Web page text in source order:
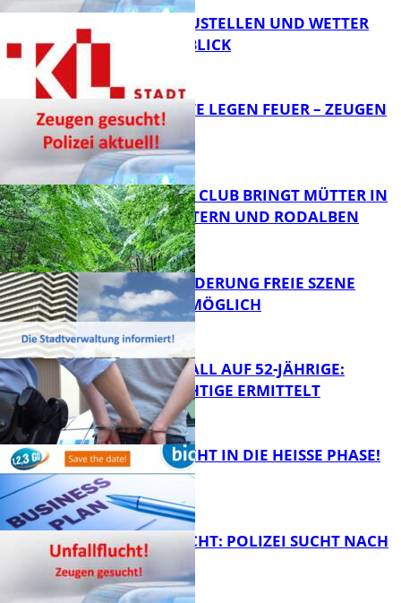
PARKEN, BAUSTELLEN UND WETTER
DIGITAL IM BLICK
FB News
UNBEKANNTE LEGEN FEUER – ZEUGEN
GESUCHT!
FB News
NEUER MOM CLUB BRINGT MÜTTER IN
KAISERSLAUTERN UND RODALBEN
ZUSAMMEN
FB Kultur
PROJEKTFÖRDERUNG FREIE SZENE
WEITERHIN MÖGLICH
FB News
RAUBÜBERFALL AUF 52-JÄHRIGE:
TATVERDÄCHTIGE ERMITTELT
1,2,3 GO® GEHT IN DIE HEISSE PHASE!
UNFALLFLUCHT: POLIZEI SUCHT NACH
ZEUGEN